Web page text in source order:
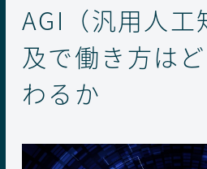
AGI（汎用人工
及で働き方は
わるか